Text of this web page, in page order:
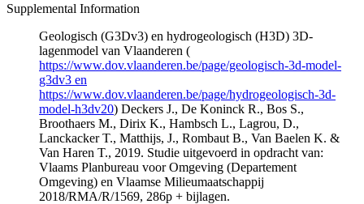
Supplemental Information
Geologisch (G3Dv3) en hydrogeologisch (H3D) 3D-
lagenmodel van Vlaanderen (
https://www.dov.vlaanderen.be/page/geologisch-3d-model-
g3dv3 en
https://www.dov.vlaanderen.be/page/hydrogeologisch-3d-
model-h3dv20) Deckers J., De Koninck R., Bos S.,
Broothaers M., Dirix K., Hambsch L., Lagrou, D.,
Lanckacker T., Matthijs, J., Rombaut B., Van Baelen K. &
Van Haren T., 2019. Studie uitgevoerd in opdracht van:
Vlaams Planbureau voor Omgeving (Departement
Omgeving) en Vlaamse Milieumaatschappij
2018/RMA/R/1569, 286p + bijlagen.